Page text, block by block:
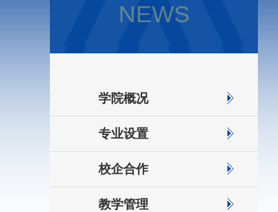
NEWS
学院概况
专业设置
校企合作
教学管理